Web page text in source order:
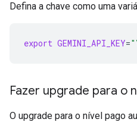
Defina a chave como uma
export GEMINI_API_KEY=
Fazer upgrade para o
O upgrade para o nível pago